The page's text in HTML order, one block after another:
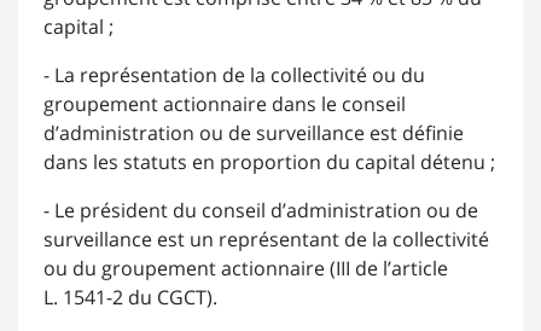
capital ;
- La représentation de la collectivité ou du
groupement actionnaire dans le conseil
d’administration ou de surveillance est définie
dans les statuts en proportion du capital détenu ;
- Le président du conseil d’administration ou de
surveillance est un représentant de la collectivité
ou du groupement actionnaire (III de l’article
L. 1541-2 du CGCT).